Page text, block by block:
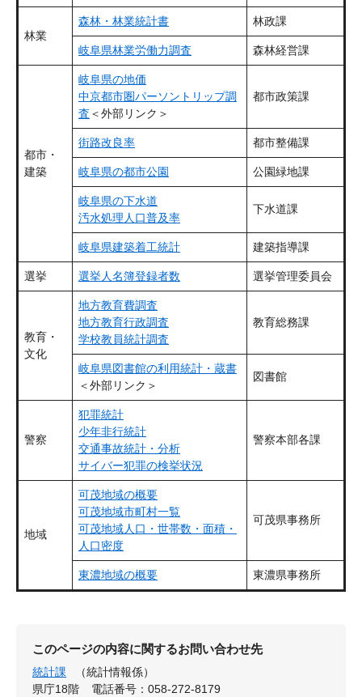
林業
森林・林業統計書 林政課
岐阜県林業労働力調査 森林経営課
都市・
建築
岐阜県の地価
中京都市圏パーソントリップ調
査 ＜外部リンク＞
都市政策課
街路改良率 都市整備課
岐阜県の都市公園 公園緑地課
岐阜県の下水道
汚水処理人口普及率
下水道課
岐阜県建築着工統計 建築指導課
選挙 選挙人名簿登録者数 選挙管理委員会
教育・
文化
地方教育費調査
地方教育行政調査
学校教員統計調査
教育総務課
岐阜県図書館の利用統計・蔵書
＜外部リンク＞
図書館
警察
犯罪統計
少年非行統計
交通事故統計・分析
サイバー犯罪の検挙状況
警察本部各課
地域
可茂地域の概要
可茂地域市町村一覧
可茂地域人口・世帯数・面積・
人口密度
可茂県事務所
東濃地域の概要 東濃県事務所
このページの内容に関するお問い合わせ先
統計課
（統計情報係）
県庁18階
電話番号：058-272-8179